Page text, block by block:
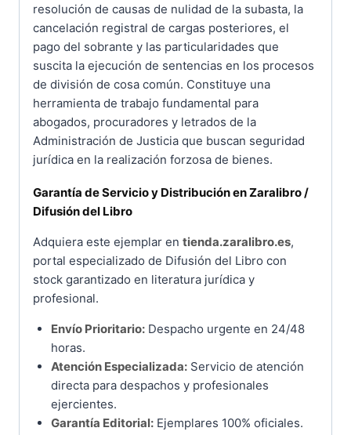
resolución de causas de nulidad de la subasta, la
cancelación registral de cargas posteriores, el
pago del sobrante y las particularidades que
suscita la ejecución de sentencias en los procesos
de división de cosa común. Constituye una
herramienta de trabajo fundamental para
abogados, procuradores y letrados de la
Administración de Justicia que buscan seguridad
jurídica en la realización forzosa de bienes.
Garantía de Servicio y Distribución en Zaralibro /
Difusión del Libro
Adquiera este ejemplar en tienda.zaralibro.es,
portal especializado de Difusión del Libro con
stock garantizado en literatura jurídica y
profesional.
Envío Prioritario:Despacho urgente en 24/48
horas.
Atención Especializada:Servicio de atención
directa para despachos y profesionales
ejercientes.
Garantía Editorial:Ejemplares 100% oficiales.